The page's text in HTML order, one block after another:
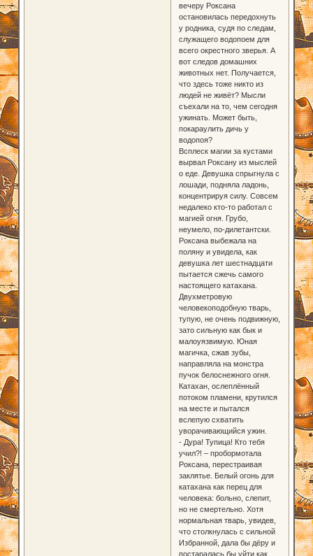
вечеру Роксана
остановилась передохнуть
у родника, судя по следам,
служащего водопоем для
всего окрестного зверья. А
вот следов домашних
животных нет. Получается,
что здесь тоже никто из
людей не живёт? Мысли
съехали на то, чем сегодня
ужинать. Может быть,
покараулить дичь у
водопоя?
Всплеск магии за кустами
вырвал Роксану из мыслей
о еде. Девушка спрыгнула с
лошади, подняла ладонь,
концентрируя силу. Совсем
недалеко кто-то работал с
магией огня. Грубо,
неумело, по-дилетантски.
Роксана выбежала на
поляну и увидела, как
девушка лет шестнадцати
пытается сжечь самого
настоящего катахана.
Двухметровую
человекоподобную тварь,
тупую, не очень подвижную,
зато сильную как бык и
малоуязвимую. Юная
магичка, сжав зубы,
направляла на монстра
пучок белоснежного огня.
Катахан, ослеплённый
потоком пламени, крутился
на месте и пытался
вслепую схватить
уворачивающийся ужин.
- Дура! Тупица! Кто тебя
учил?! – пробормотала
Роксана, перестраивая
заклятье. Белый огонь для
катахана как перец для
человека: больно, слепит,
но не смертельно. Хотя
нормальная тварь, увидев,
что столкнулась с сильной
Избранной, дала бы дёру и
постаралась бы уйти как